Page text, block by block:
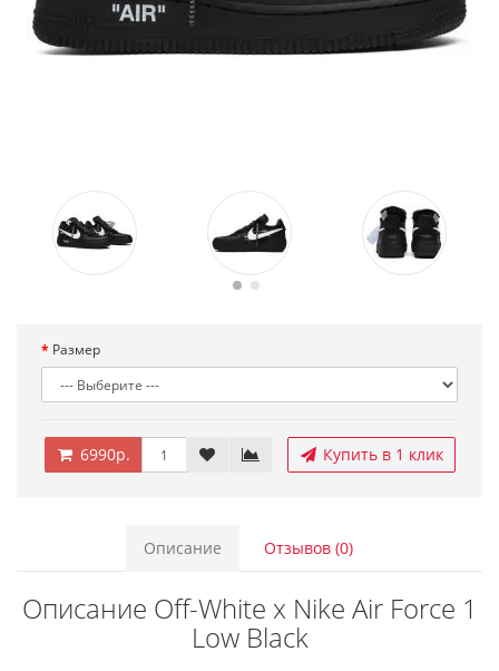
Размер
6990р. Купить в 1 клик
Описание Отзывов (0)
Описание Off-White x Nike Air Force 1
Low Black